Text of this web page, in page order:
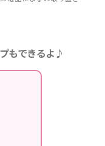
もできるよ♪